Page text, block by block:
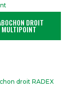
DROIT
MULTIPOINT